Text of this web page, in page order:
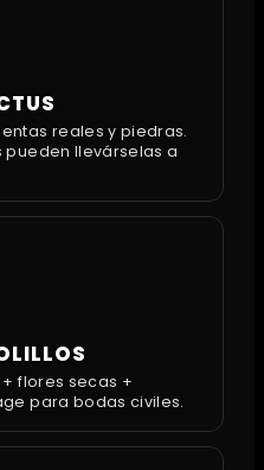
reales y piedras.
pueden llevárselas a
flores secas +
para bodas civiles.